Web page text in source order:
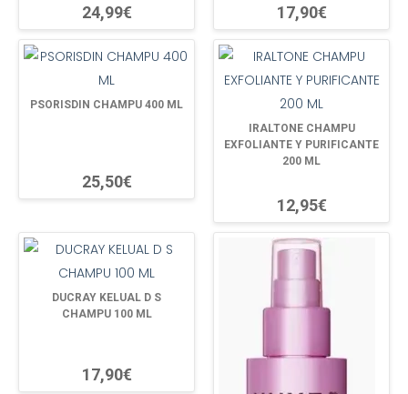
24,99€ 17,90€
PSORISDIN CHAMPU 400 ML
25,50€
IRALTONE CHAMPU
EXFOLIANTE Y PURIFICANTE
200 ML
12,95€
DUCRAY KELUAL D S
CHAMPU 100 ML
17,90€